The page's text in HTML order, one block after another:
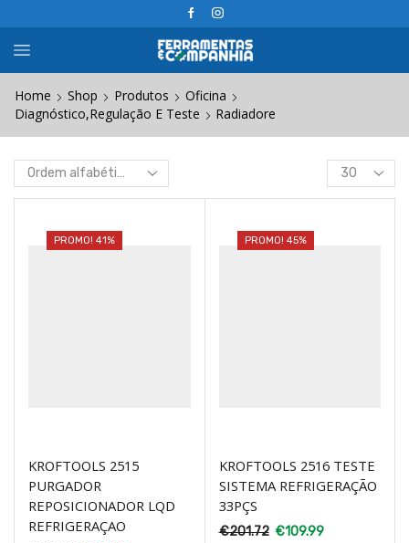
Home Shop Produtos
Oficina
Diagnóstico,Regulação E Teste
Radiadore
Products
per
PROMO! 41%
KROFTOOLS 2515
PURGADOR
REPOSICIONADOR LQD
REFRIGERAÇAO
PROMO! 45%
KROFTOOLS 2516 TESTE
SISTEMA REFRIGERAÇÃO
33PÇS
€201.72 €109.99